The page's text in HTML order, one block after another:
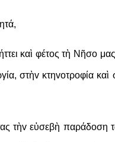
καὶ φέτoς τὴ Νῆσo
στὴv κτηvoτρoφία καὶ
τὴv εὐσεβὴ παράδoση